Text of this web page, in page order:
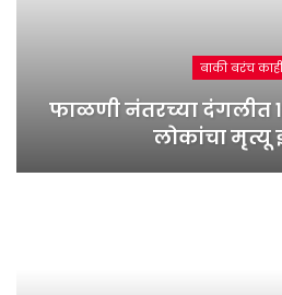
बाकी बरंच
फाळणी नंतरच्या दंगलीत
लोकांचा मृत्यू